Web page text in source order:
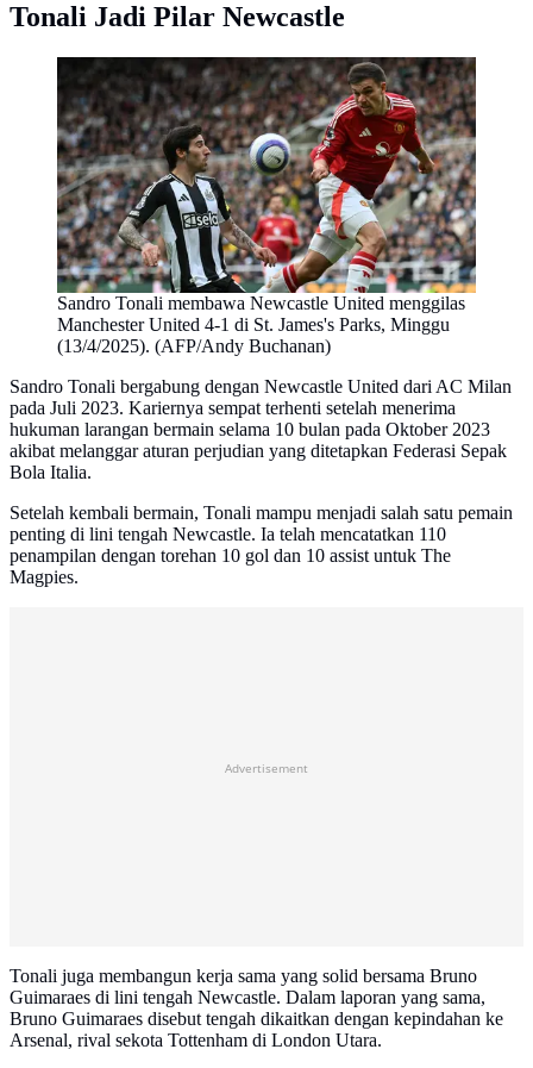
Tonali Jadi Pilar Newcastle
Sandro Tonali membawa Newcastle United menggilas
Manchester United 4-1 di St. James's Parks, Minggu
(13/4/2025). (AFP/Andy Buchanan)
Sandro Tonali bergabung dengan Newcastle United dari AC Milan
pada Juli 2023. Kariernya sempat terhenti setelah menerima
hukuman larangan bermain selama 10 bulan pada Oktober 2023
akibat melanggar aturan perjudian yang ditetapkan Federasi Sepak
Bola Italia.
Setelah kembali bermain, Tonali mampu menjadi salah satu pemain
penting di lini tengah Newcastle. Ia telah mencatatkan 110
penampilan dengan torehan 10 gol dan 10 assist untuk The
Magpies.
Advertisement
Tonali juga membangun kerja sama yang solid bersama Bruno
Guimaraes di lini tengah Newcastle. Dalam laporan yang sama,
Bruno Guimaraes disebut tengah dikaitkan dengan kepindahan ke
Arsenal, rival sekota Tottenham di London Utara.